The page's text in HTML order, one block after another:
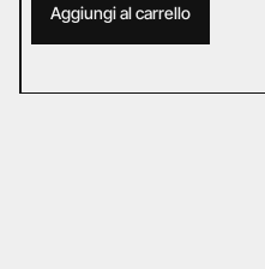
Aggiungi al carrello